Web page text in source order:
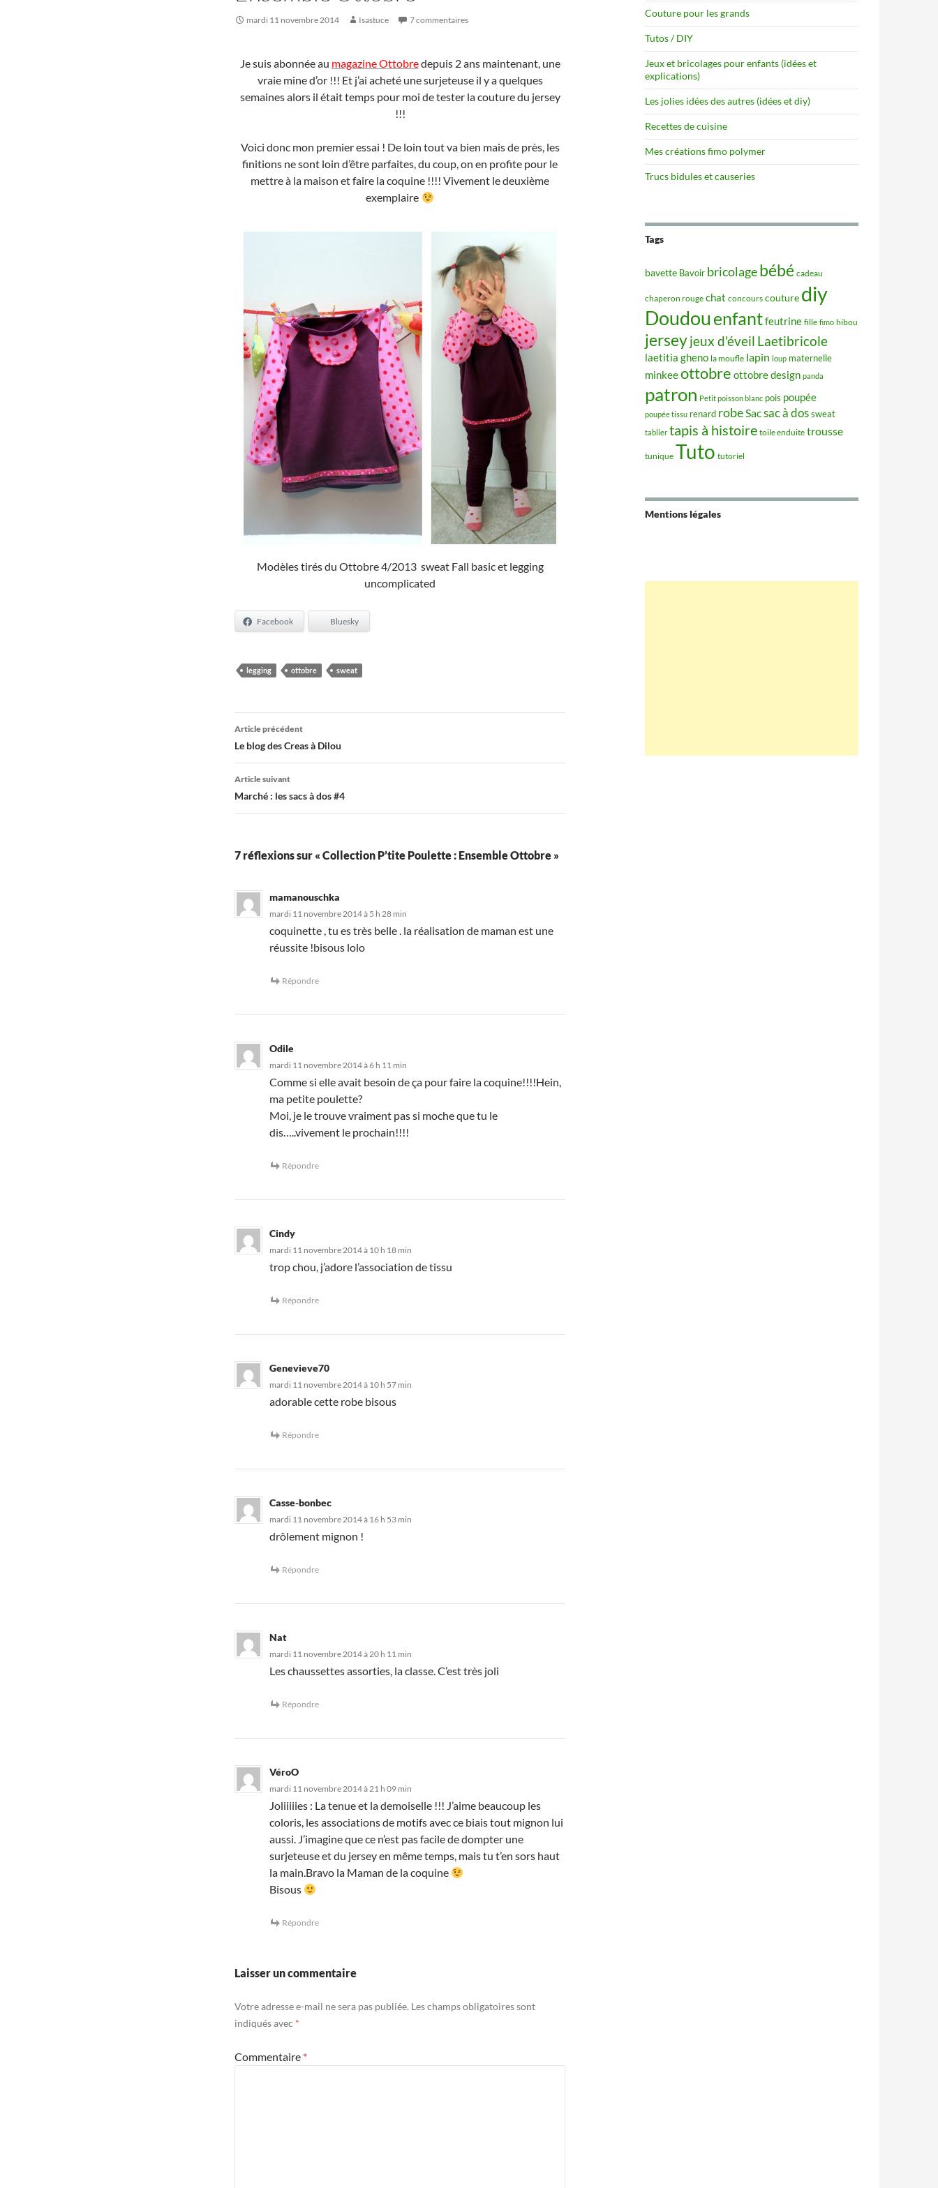
mardi 11 novembre 2014 Isastuce 7 commentaires
Je suis abonnée au magazine Ottobredepuis 2 ans maintenant, une
vraie mine d’or !!! Et j’ai acheté une surjeteuse il y a quelques
semaines alors il était temps pour moi de tester la couture du jersey
!!!
Voici donc mon premier essai ! De loin tout va bien mais de près, les
finitions ne sont loin d’être parfaites, du coup, on en profite pour le
mettre à la maison et faire la coquine !!!! Vivement le deuxième
exemplaire
Modèles tirés du Ottobre 4/2013 sweat Fall basic et legging
uncomplicated
Facebook Bluesky
legging ottobre sweat
Navigation
des
articles
Article précédent
Le blog des Creas à Dilou
Article suivant
Marché : les sacs à dos #4
7 réflexions sur « Collection P’tite Poulette : Ensemble Ottobre »
mamanouschka
mardi 11 novembre 2014 à 5 h 28 min
coquinette , tu es très belle . la réalisation de maman est une
réussite !bisous lolo
Répondre
Odile
mardi 11 novembre 2014 à 6 h 11 min
Comme si elle avait besoin de ça pour faire la coquine!!!!Hein,
ma petite poulette?
Moi, je le trouve vraiment pas si moche que tu le
dis…..vivement le prochain!!!!
Répondre
Cindy
mardi 11 novembre 2014 à 10 h 18 min
trop chou, j’adore l’association de tissu
Répondre
Genevieve70
mardi 11 novembre 2014 à 10 h 57 min
adorable cette robe bisous
Répondre
Casse-bonbec
mardi 11 novembre 2014 à 16 h 53 min
drôlement mignon !
Répondre
Nat
mardi 11 novembre 2014 à 20 h 11 min
Les chaussettes assorties, la classe. C’est très joli
Répondre
VéroO
mardi 11 novembre 2014 à 21 h 09 min
Joliiiiies : La tenue et la demoiselle !!! J’aime beaucoup les
coloris, les associations de motifs avec ce biais tout mignon lui
aussi. J’imagine que ce n’est pas facile de dompter une
surjeteuse et du jersey en même temps, mais tu t’en sors haut
la main.Bravo la Maman de la coquine
Bisous
Répondre
Laisser un commentaire
Votre adresse e-mail ne sera pas publiée. Les champs obligatoires sont
indiqués avec *
Commentaire *
Couture pour les grands
Tutos / DIY
Jeux et bricolages pour enfants (idées et
explications)
Les jolies idées des autres (idées et diy)
Recettes de cuisine
Mes créations fimo polymer
Trucs bidules et causeries
Tags
bavette Bavoir bricolagebébé cadeau
chaperon rouge chat concours couture diy
Doudou enfantfeutrine fille fimo hibou
jerseyjeux d'éveil Laetibricole
laetitia gheno la moufle lapin loup maternelle
minkeeottobre ottobre design panda
patron Petit poisson blanc pois poupée
poupée tissu renard robeSacsac à dossweat
tablier tapis à histoire toile enduite trousse
tunique Tuto tutoriel
Mentions légales